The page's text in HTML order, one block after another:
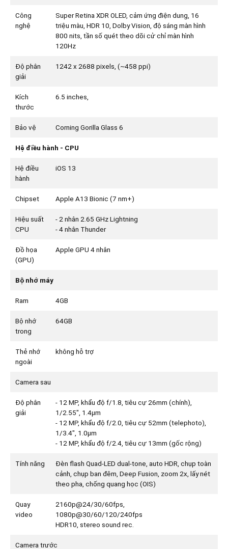
Công
nghệ
Super Retina XDR OLED, cảm ứng điện dung, 16
triệu màu, HDR 10, Dolby Vision, độ sáng màn hình
800 nits, tần số quét theo dõi cử chỉ màn hình
120Hz
Độ phân
giải
1242 x 2688 pixels, (~458 ppi)
Kích
thước
6.5 inches,
Bảo vệ Corning Gorilla Glass 6
Hệ điều hành - CPU
Hệ điều
hành
iOS 13
Chipset Apple A13 Bionic (7 nm+)
Hiệu suất
CPU
- 2 nhân 2.65 GHz Lightning
- 4 nhân Thunder
Đồ họa
(GPU)
Apple GPU 4 nhân
Bộ nhớ máy
Ram 4GB
Bộ nhớ
trong
64GB
Thẻ nhớ
ngoài
không hỗ trợ
Camera sau
Độ phân
giải
- 12 MP, khẩu độ f/1.8, tiêu cự 26mm (chính),
1/2.55", 1.4µm
- 12 MP, khẩu độ f/2.0, tiêu cự 52mm (telephoto),
1/3.4", 1.0µm
- 12 MP, khẩu độ f/2.4, tiêu cự 13mm (gốc rộng)
Tính năng
Đèn flash Quad-LED dual-tone, auto HDR, chụp toàn
cảnh, chụp ban đêm, Deep Fusion, zoom 2x, lấy nét
theo pha, chống quang học (OIS)
Quay
video
2160p@24/30/60fps,
1080p@30/60/120/240fps
HDR10, stereo sound rec.
Camera trước